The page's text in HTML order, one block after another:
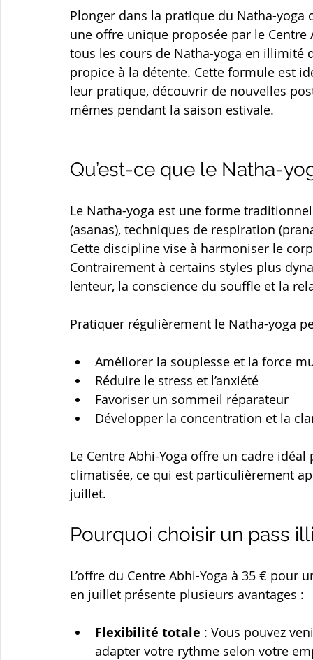
Plonger dans la pratique du Natha-
une offre unique proposée par le
tous les cours de Natha-yoga en
propice à la détente. Cette formule est
leur pratique, découvrir de nouvelles
mêmes pendant la saison estivale.
Qu’est-ce que le Natha-
Le Natha-yoga est une forme
(asanas), techniques de respiration
Cette discipline vise à harmoniser le
Contrairement à certains styles plus
lenteur, la conscience du souffle et la
Pratiquer régulièrement le Natha-yoga
Améliorer la souplesse et la force
Réduire le stress et l’anxiété
Favoriser un sommeil réparateur
Développer la concentration et la
Le Centre Abhi-Yoga offre un cadre
climatisée, ce qui est particulièrement
juillet.
Pourquoi choisir un pass
L’offre du Centre Abhi-Yoga à 35 €
en juillet présente plusieurs avantages :
Flexibilité totale : Vous pouvez
adapter votre rythme selon votre